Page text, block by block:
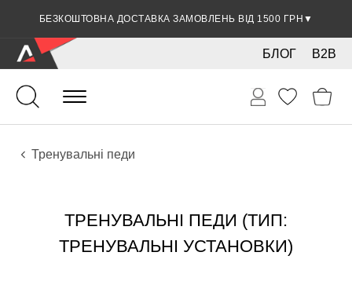
БЕЗКОШТОВНА ДОСТАВКА ЗАМОВЛЕНЬ ВІД 1500 ГРН ▼
B2B
БЛОГ
Ударні
Тарілки
Аксесуари
Тренувальні педи
ТРЕНУВАЛЬНІ ПЕДИ (ТИП:
ТРЕНУВАЛЬНІ УСТАНОВКИ)